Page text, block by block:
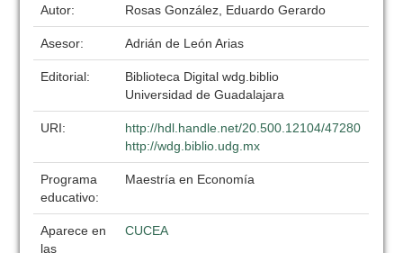
Autor: Rosas González, Eduardo Gerardo
Asesor: Adrián de León Arias
Editorial:
Biblioteca Digital wdg.biblio
Universidad de Guadalajara
URI:
http://hdl.handle.net/20.500.12104/47280
http://wdg.biblio.udg.mx
Programa
educativo:
Maestría en Economía
Aparece en
las
CUCEA